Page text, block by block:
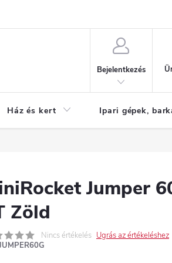
Bejelentkezés
Ház és kert Ipari gépek,
Jumper
Zöld
Nincs értékelés Ugrás az értékeléshez